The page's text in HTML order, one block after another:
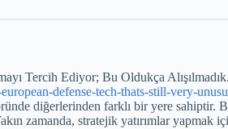
Tercih Ediyor; Bu Oldukça Alışılmadık.
defense-tech-thats-still-very-
diğerlerinden farklı bir yere sahiptir.
zamanda, stratejik yatırımlar yapmak